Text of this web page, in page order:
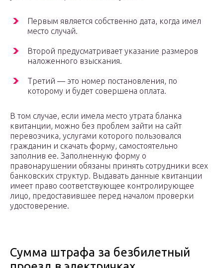
Первым является собственно дата, когда имел
место случай.
Второй предусматривает указание размеров
наложенного взыскания.
Третий — это номер постановления, по
которому и будет совершена оплата.
В том случае, если имела место утрата бланка
квитанции, можно без проблем зайти на сайт
перевозчика, услугами которого пользовался
гражданин и скачать форму, самостоятельно
заполнив ее. Заполненную форму о
правонарушении обязаны принять сотрудники всех
банковских структур. Выдавать данные квитанции
имеет право соответствующее контролирующее
лицо, предоставившее перед началом проверки
удостоверение.
Сумма штрафа за безбилетный